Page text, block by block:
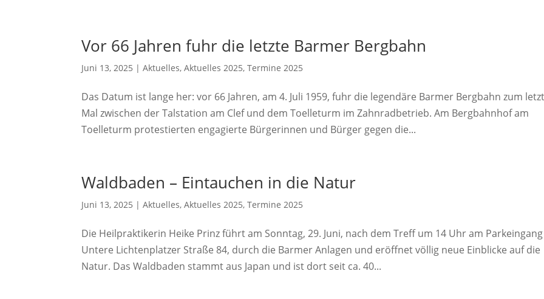
Vor 66 Jahren fuhr die letzte Barmer Bergbahn
Juni 13, 2025 |Aktuelles,Aktuelles 2025,Termine 2025
Das Datum ist lange her: vor 66 Jahren, am 4. Juli 1959, fuhr die legendäre Barmer Bergbahn zum
Mal zwischen der Talstation am Clef und dem Toelleturm im Zahnradbetrieb. Am Bergbahnhof am
Toelleturm protestierten engagierte Bürgerinnen und Bürger gegen die...
Waldbaden – Eintauchen in die Natur
Juni 13, 2025 |Aktuelles,Aktuelles 2025,Termine 2025
Die Heilpraktikerin Heike Prinz führt am Sonntag, 29. Juni, nach dem Treff um 14 Uhr am Parkeingang
Untere Lichtenplatzer Straße 84, durch die Barmer Anlagen und eröffnet völlig neue Einblicke auf die
Natur. Das Waldbaden stammt aus Japan und ist dort seit ca. 40...